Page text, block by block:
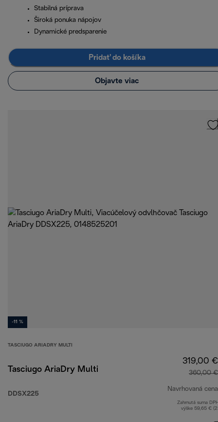
Stabilná príprava
Široká ponuka nápojov
Dynamické predsparenie
Pridať do košíka
Objavte viac
-11 %
TASCIUGO ARIADRY MULTI
Tasciugo AriaDry Multi
DDSX225
319,00 €
360,00 €
Navrhovaná cena
Zahrnutá suma
výške 59,65 €